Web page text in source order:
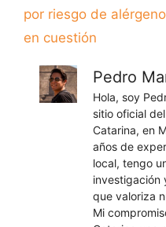
por riesgo de
en cuestión
Pedro
Hola, soy
sitio oficial
Catarina, en
años de
local, tengo
investigación
que valoriza
Mi